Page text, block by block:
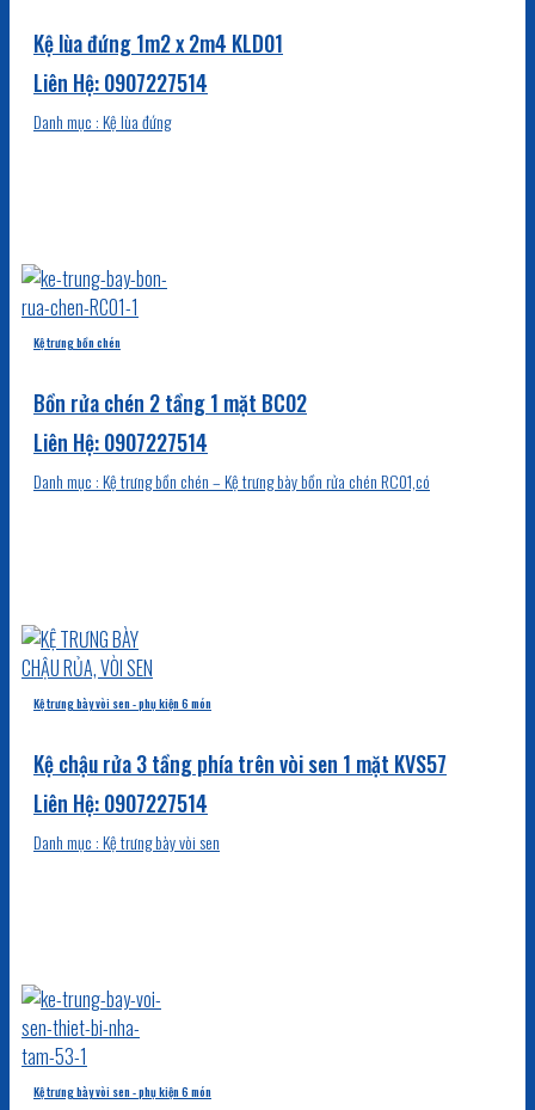
Kệ lùa đứng 1m2 x 2m4 KLD01
Danh mục : Kệ lùa đứng
Kệ trưng bồn chén
Bồn rửa chén 2 tầng 1 mặt BC02
Danh mục : Kệ trưng bồn chén – Kệ trưng bày bồn rửa chén RC01,có
Kệ trưng bày vòi sen - phụ kiện 6 món
Kệ chậu rửa 3 tầng phía trên vòi sen 1 mặt KVS57
Danh mục : Kệ trưng bày vòi sen
Kệ trưng bày vòi sen - phụ kiện 6 món